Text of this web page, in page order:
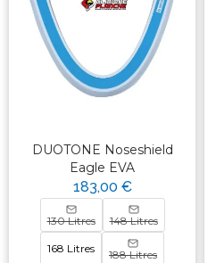
DUOTONE Noseshield
Eagle EVA
183,00 €
130 Litres 148 Litres
168 Litres 188 Litres